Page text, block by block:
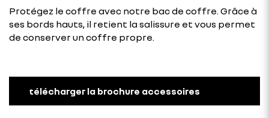
Protégez le coffre avec notre bac de coffre. Grâce à
ses bords hauts, il retient la salissure et vous permet
de conserver un coffre propre.
télécharger la brochure accessoires